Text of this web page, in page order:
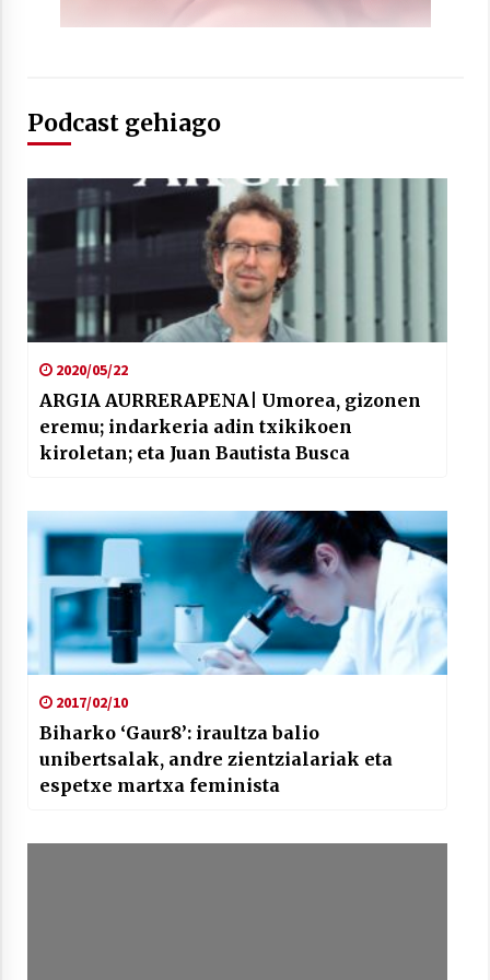
Telebistaren eskutik
2021/06/30
Podcast gehiago
2020/05/22
ARGIA AURRERAPENA| Umorea, gizonen
eremu; indarkeria adin txikikoen
kiroletan; eta Juan Bautista Busca
2017/02/10
Biharko ‘Gaur8’: iraultza balio
unibertsalak, andre zientzialariak eta
espetxe martxa feminista